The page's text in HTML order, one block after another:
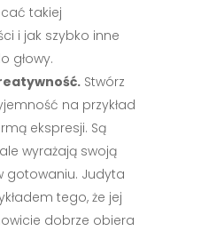
takiej
i jak szybko inne
głowy.
Stwórz
na przykład
ekspresji. Są
wyrażają swoją
gotowaniu. Judyta
tego, że jej
dobrze obiera